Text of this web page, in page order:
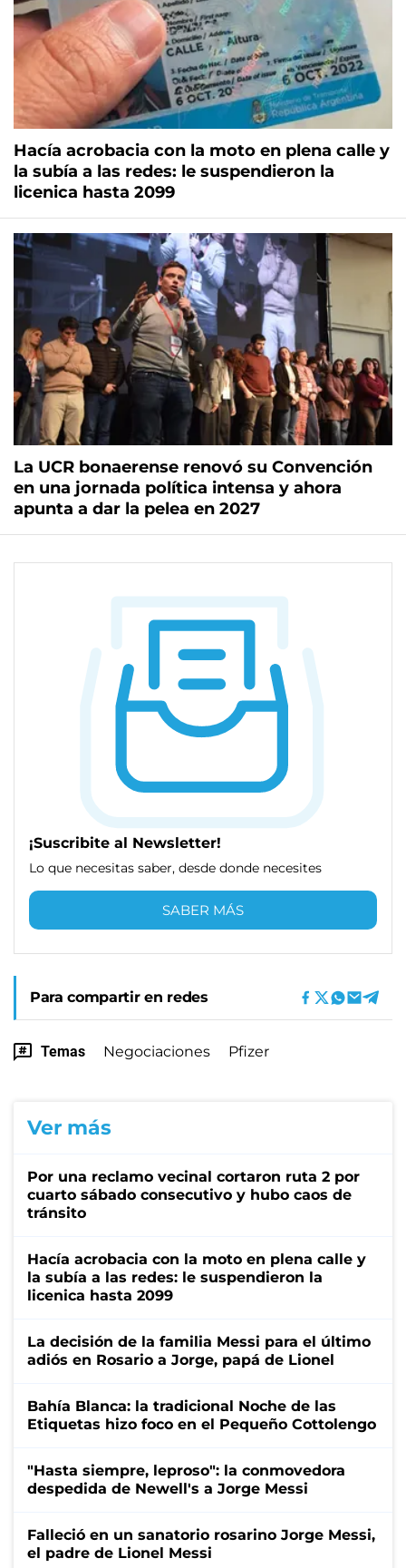
Hacía acrobacia con la moto en plena calle y
la subía a las redes: le suspendieron la
licenica hasta 2099
La UCR bonaerense renovó su Convención
en una jornada política intensa y ahora
apunta a dar la pelea en 2027
¡Suscribite al Newsletter!
Lo que necesitas saber, desde donde necesites
SABER MÁS
Para compartir en redes
Temas Negociaciones Pfizer
Ver más
Por una reclamo vecinal cortaron ruta 2 por
cuarto sábado consecutivo y hubo caos de
tránsito
Hacía acrobacia con la moto en plena calle y
la subía a las redes: le suspendieron la
licenica hasta 2099
La decisión de la familia Messi para el último
adiós en Rosario a Jorge, papá de Lionel
Bahía Blanca: la tradicional Noche de las
Etiquetas hizo foco en el Pequeño Cottolengo
"Hasta siempre, leproso": la conmovedora
despedida de Newell's a Jorge Messi
Falleció en un sanatorio rosarino Jorge Messi,
el padre de Lionel Messi